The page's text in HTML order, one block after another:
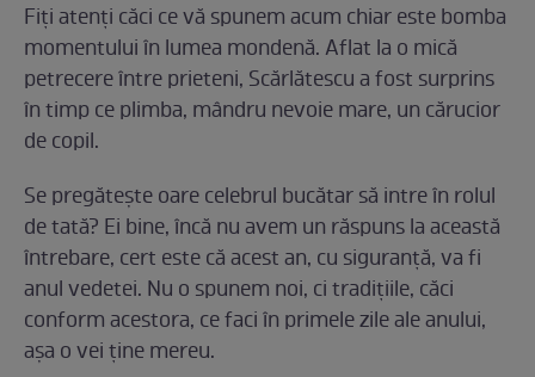
Fiți atenți căci ce vă spunem acum chiar este bomba
momentului în lumea mondenă. Aflat la o mică
petrecere între prieteni, Scărlătescu a fost surprins
în timp ce plimba, mândru nevoie mare, un cărucior
de copil.
Se pregătește oare celebrul bucătar să intre în rolul
de tată? Ei bine, încă nu avem un răspuns la această
întrebare, cert este că acest an, cu siguranță, va fi
anul vedetei. Nu o spunem noi, ci tradițiile, căci
conform acestora, ce faci în primele zile ale anului,
așa o vei ține mereu.